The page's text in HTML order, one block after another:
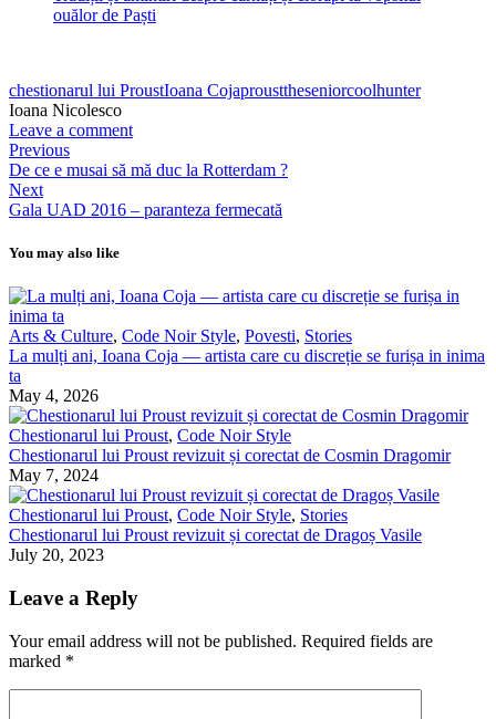
ouălor de Paști
chestionarul lui ProustIoana Cojaprousttheseniorcoolhunter
Ioana Nicolesco
Leave a comment
Previous
De ce e musai să mă duc la Rotterdam ?
Next
Gala UAD 2016 – paranteza fermecată
You may also like
Arts & Culture, Code Noir Style, Povesti, Stories
La mulți ani, Ioana Coja — artista care cu discreție se furișa in inima
ta
May 4, 2026
Chestionarul lui Proust, Code Noir Style
Chestionarul lui Proust revizuit și corectat de Cosmin Dragomir
May 7, 2024
Chestionarul lui Proust, Code Noir Style, Stories
Chestionarul lui Proust revizuit și corectat de Dragoș Vasile
July 20, 2023
Leave a Reply
Your email address will not be published. Required fields are
marked *